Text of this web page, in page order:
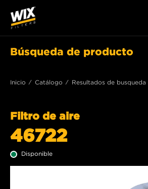
Búsqueda de producto
Inicio Catálogo Resultados de busqueda
Filtro de aire
46722
Disponible